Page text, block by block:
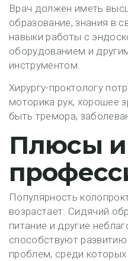
Врач должен иметь
образование, знания в
навыки работы с
оборудованием и
инструментом.
Хирургу-проктологу
моторика рук, хорошее
быть тремора,
Плюсы
Популярность
возрастает. Сидячий
питание и другие
способствуют
проблем, среди